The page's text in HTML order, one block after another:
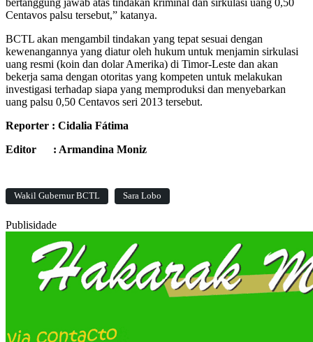
bertanggung jawab atas tindakan kriminal dan sirkulasi uang 0,50
Centavos palsu tersebut,” katanya.
BCTL akan mengambil tindakan yang tepat sesuai dengan
kewenangannya yang diatur oleh hukum untuk menjamin sirkulasi
uang resmi (koin dan dolar Amerika) di Timor-Leste dan akan
bekerja sama dengan otoritas yang kompeten untuk melakukan
investigasi terhadap siapa yang memproduksi dan menyebarkan
uang palsu 0,50 Centavos seri 2013 tersebut.
Reporter : Cidalia Fátima
Editor : Armandina Moniz
Wakil Gubernur BCTL Sara Lobo
Publisidade